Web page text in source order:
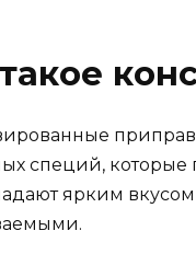
специй, которые
ярким